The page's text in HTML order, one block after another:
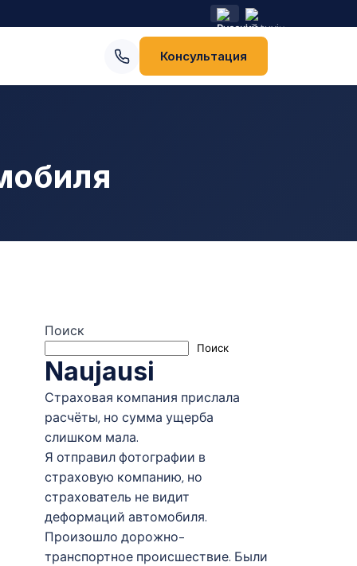
Консультация
Поиск
Поиск
Naujausi
Страховая компания прислала
расчёты, но сумма ущерба
слишком мала.
Я отправил фотографии в
страховую компанию, но
страхователь не видит
деформаций автомобиля.
Произошло дорожно-
транспортное происшествие. Были